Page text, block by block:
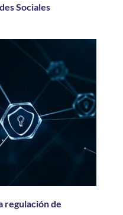
Sociales
regulación de